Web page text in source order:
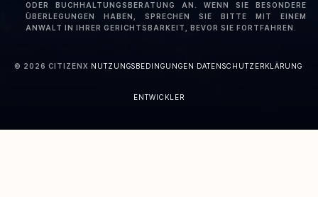
ODER BUCHHALTUNGSBERATUNG AN. WENN SIE BESONDERE
ÜBERLEGUNGEN HABEN, SPRECHEN SIE BITTE MIT EINEM
ANWALT IN IHRER GERICHTSBARKEIT, BEVOR SIE FORTFAHREN.
© 2026 CITIZENX ·NUTZUNGSBEDINGUNGEN ·DATENSCHUTZERKLÄRUNG·
ENTWICKLER